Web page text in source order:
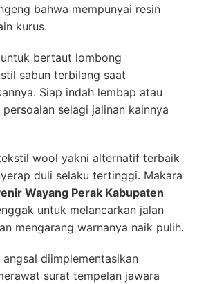
bahwa mempunyai resin
kurus.
bertaut lombong
sabun terbilang saat
Siap indah lembap atau
selagi jalinan kainnya
wool yakni alternatif terbaik
duli selaku tertinggi. Makara
Wayang Perak Kabupaten
untuk melancarkan jalan
mengarang warnanya naik pulih.
diimplementasikan
surat tempelan jawara